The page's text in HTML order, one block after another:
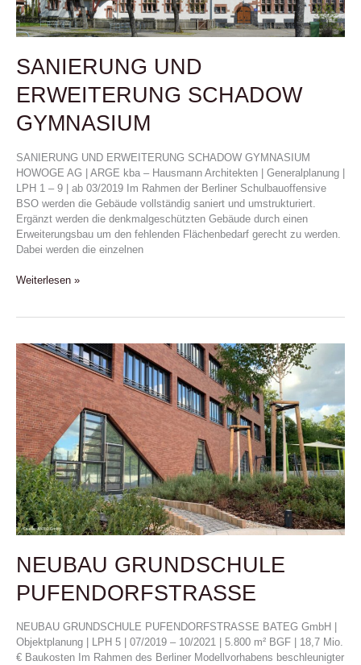
SANIERUNG UND
ERWEITERUNG SCHADOW
GYMNASIUM
SANIERUNG UND ERWEITERUNG SCHADOW GYMNASIUM
HOWOGE AG | ARGE kba – Hausmann Architekten | Generalplanung |
LPH 1 – 9 | ab 03/2019 Im Rahmen der Berliner Schulbauoffensive
BSO werden die Gebäude vollständig saniert und umstrukturiert.
Ergänzt werden die denkmalgeschützten Gebäude durch einen
Erweiterungsbau um den fehlenden Flächenbedarf gerecht zu werden.
Dabei werden die einzelnen
Weiterlesen »
NEUBAU GRUNDSCHULE
PUFENDORFSTRASSE
NEUBAU GRUNDSCHULE PUFENDORFSTRASSE BATEG GmbH |
Objektplanung | LPH 5 | 07/2019 – 10/2021 | 5.800 m² BGF | 18,7 Mio.
€ Baukosten Im Rahmen des Berliner Modellvorhabens beschleunigter
NEUBAU
GRUNDSCHULE
PUFENDORFSTRASSE